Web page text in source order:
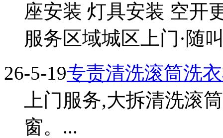
座安装 灯具安装 空开
服务区域城区上门·随
26-5-19专责清洗滚筒洗
上门服务,大拆清洗滚
窗。...